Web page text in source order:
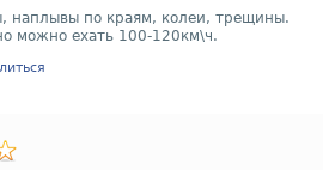
наплывы по краям, колеи, трещины.
можно ехать 100-120км\ч.